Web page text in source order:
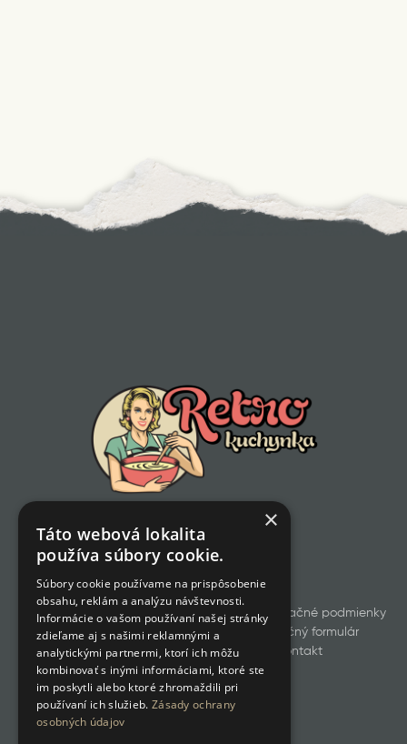
Všetky produkty
Obchodné a reklamačné podmienky
Odstúpenie od zmluvy
Reklamačný formulár
GDPR
Cookies Kontakt
×
Táto webová lokalita
používa súbory cookie.
Súbory cookie používame na prispôsobenie
obsahu, reklám a analýzu návštevnosti.
Informácie o vašom používaní našej stránky
zdieľame aj s našimi reklamnými a
analytickými partnermi, ktorí ich môžu
kombinovať s inými informáciami, ktoré ste
im poskytli alebo ktoré zhromaždili pri
používaní ich služieb. Zásady ochrany
osobných údajov